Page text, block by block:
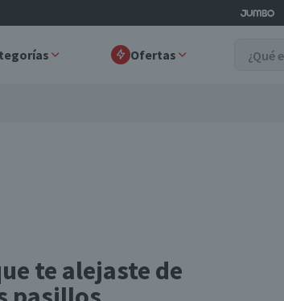
Ofertas
te alejaste de